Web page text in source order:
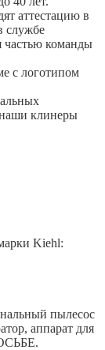
аттестацию в
службе
частью команды
с логотипом
наши клинеры
Kiehl:
пылесос
аппарат для